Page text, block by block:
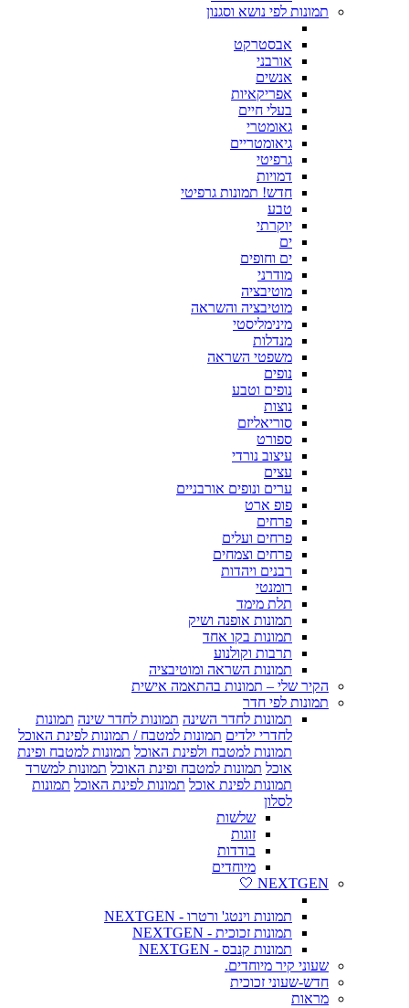
תמונות לפי נושא וסגנון
אבסטרקט
אורבני
אנשים
אפריקאיות
בעלי חיים
גאומטרי
גיאומטריים
גרפיטי
דמויות
חדש! תמונות גרפיטי
טבע
יוקרתי
ים
ים וחופים
מודרני
מוטיבציה
מוטיבציה והשראה
מינימליסטי
מנדלות
משפטי השראה
נופים
נופים וטבע
נוצות
סוריאליזם
ספורט
עיצוב נורדי
עצים
ערים ונופים אורבניים
פופ ארט
פרחים
פרחים ועלים
פרחים וצמחים
רבנים ויהדות
רומנטי
תלת מימד
תמונות אופנה ושיק
תמונות בקו אחד
תרבות וקולנוע
תמונות השראה ומוטיבציה
הקיר שלי – תמונות בהתאמה אישית
תמונות לפי חדר
תמונות לחדר השינה תמונות לחדר שינה תמונות
לחדרי ילדים תמונות למטבח / תמונות לפינת האוכל
תמונות למטבח ולפינת האוכל תמונות למטבח ופינת
אוכל תמונות למטבח ופינת האוכל תמונות למשרד
תמונות לפינת אוכל תמונות לפינת האוכל תמונות
לסלון
שלשות
זוגות
בודדות
מיוחדים
NEXTGEN 🤍
תמונות וינטג' ורטרו - NEXTGEN
תמונות זכוכית - NEXTGEN
תמונות קנבס - NEXTGEN
שעוני קיר מיוחדים.
חדש-שעוני זכוכית
מראות